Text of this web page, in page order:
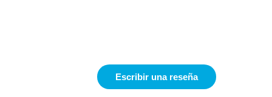
Escribir una reseña